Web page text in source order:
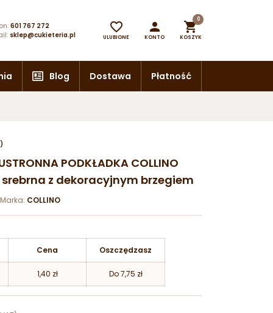
601 767 272
sklep@cukieteria.pl

ULUBIONE

KONTO

0
KOSZYK
Blog Dostawa Płatność
PODKŁADKA COLLINO
srebrna z dekoracyjnym brzegiem
Marka: COLLINO
Cena Oszczędzasz
1,40 zł Do 7,75 zł